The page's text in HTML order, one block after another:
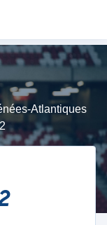
Atlantiques